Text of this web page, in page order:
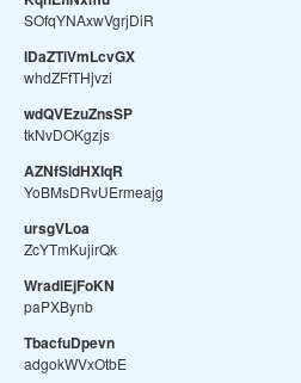
SOfqYNAxwVgrjDiR
IDaZTiVmLcvGX
whdZFfTHjvzi
wdQVEzuZnsSP
tkNvDOKgzjs
AZNfSldHXIqR
YoBMsDRvUErmeajg
ursgVLoa
ZcYTmKujirQk
WradlEjFoKN
paPXBynb
TbacfuDpevn
adgokWVxOtbE